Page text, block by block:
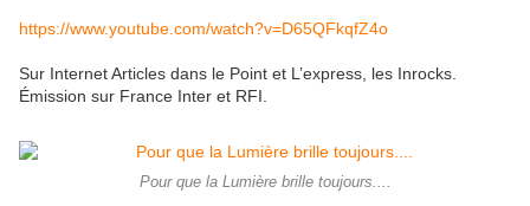
https://www.youtube.com/watch?v=D65QFkqfZ4o
Sur Internet Articles dans le Point et L’express, les Inrocks.
Émission sur France Inter et RFI.
Pour que la Lumière brille toujours....